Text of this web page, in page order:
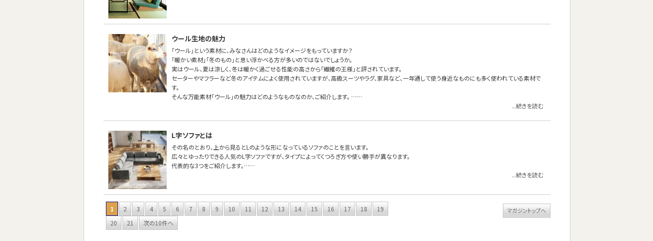
ウール生地の魅力
「ウール」という素材に、みなさんはどのようなイメージをもっていますか？
「暖かい素材」「冬のもの」と思い浮かべる方が多いのではないでしょうか。
実はウール、夏は涼しく、冬は暖かく過ごせる性能の高さから「繊維の王様」と評されています。
セーターやマフラーなど冬のアイテムによく使用されていますが、高級スーツやラグ、家具など、一年通して使う身近なものにも多く使われている素材で
す。
そんな万能素材「ウール」の魅力はどのようなものなのか、ご紹介します。 ……
...続きを読む
L字ソファとは
その名のとおり、上から見るとLのような形になっているソファのことを言います。
広々とゆったりできる人気のL字ソファですが、タイプによってくつろぎ方や使い勝手が異なります。
代表的な3つをご紹介します。……
...続きを読む
1 2 3 4 5 6 7 8 9 10 11 12 13 14 15 16 17 18
19
20
21 次の10件へ
マガジントップへ